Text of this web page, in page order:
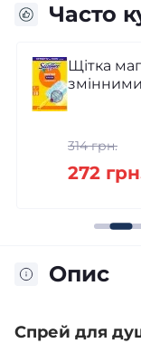
Часто
Щітка
314 грн.
272
Опис
Спрей для